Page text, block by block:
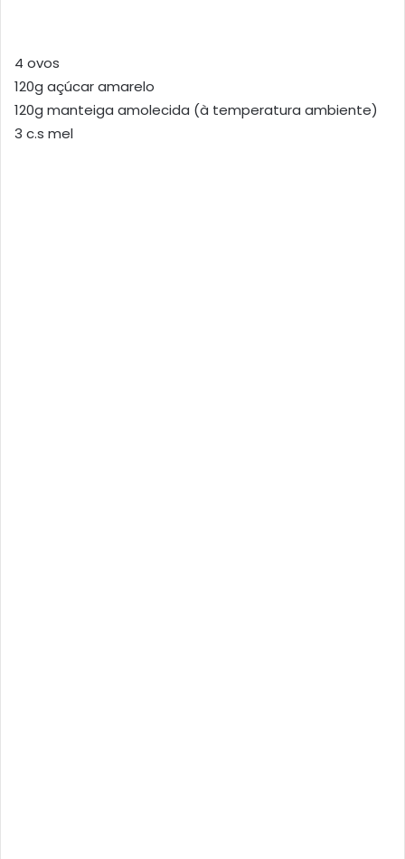
4 ovos
120g açúcar amarelo
120g manteiga amolecida (à temperatura ambiente)
3 c.s mel